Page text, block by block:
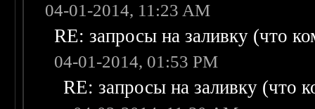
04-01-2014, 11:23 AM
RE: запросы на заливку (что
04-01-2014, 01:53 PM
RE: запросы на заливку (что